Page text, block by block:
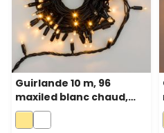
Guirlande 10 m, 96
maxiled blanc chaud,
câble noir, prolongeable